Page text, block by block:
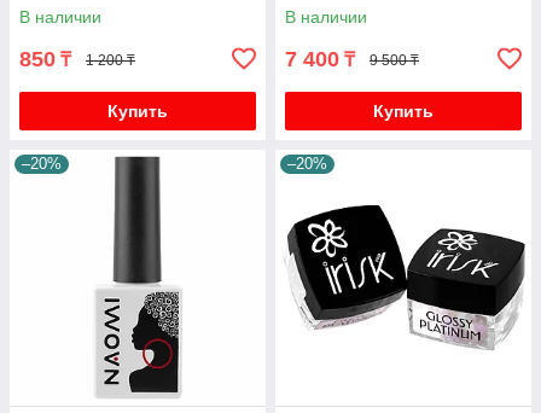
В наличии
850 ₸ 1 200 ₸
Купить
В наличии
7 400 ₸ 9 500 ₸
Купить
–20% –20%